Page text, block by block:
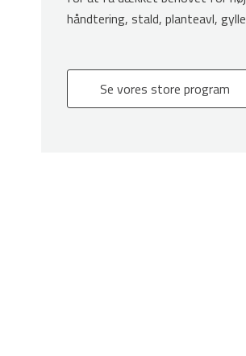
håndtering, stald, planteavl,
Se vores store program